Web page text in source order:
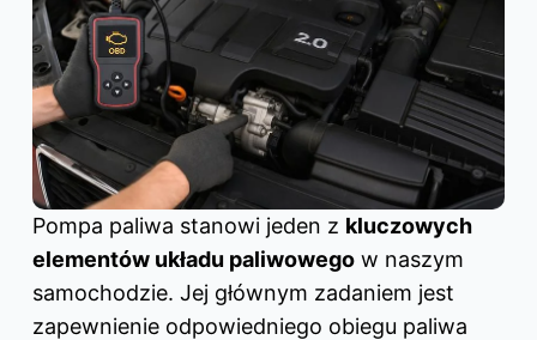
Pompa paliwa stanowi jeden z kluczowych
elementów układu paliwowego w naszym
samochodzie. Jej głównym zadaniem jest
zapewnienie odpowiedniego obiegu paliwa